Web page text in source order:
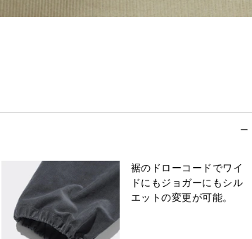
裾のドローコードでワイ
ドにもジョガーにもシル
エットの変更が可能。